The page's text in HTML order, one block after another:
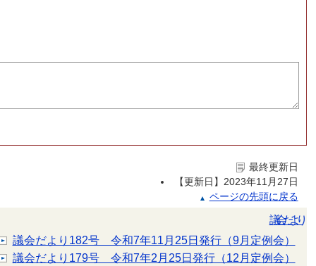
最終更新日
【更新日】 2023年11月27日
ページの先頭に戻る
議会だより
議会だより182号 令和7年11月25日発行（9月定例会）
議会だより179号 令和7年2月25日発行（12月定例会）